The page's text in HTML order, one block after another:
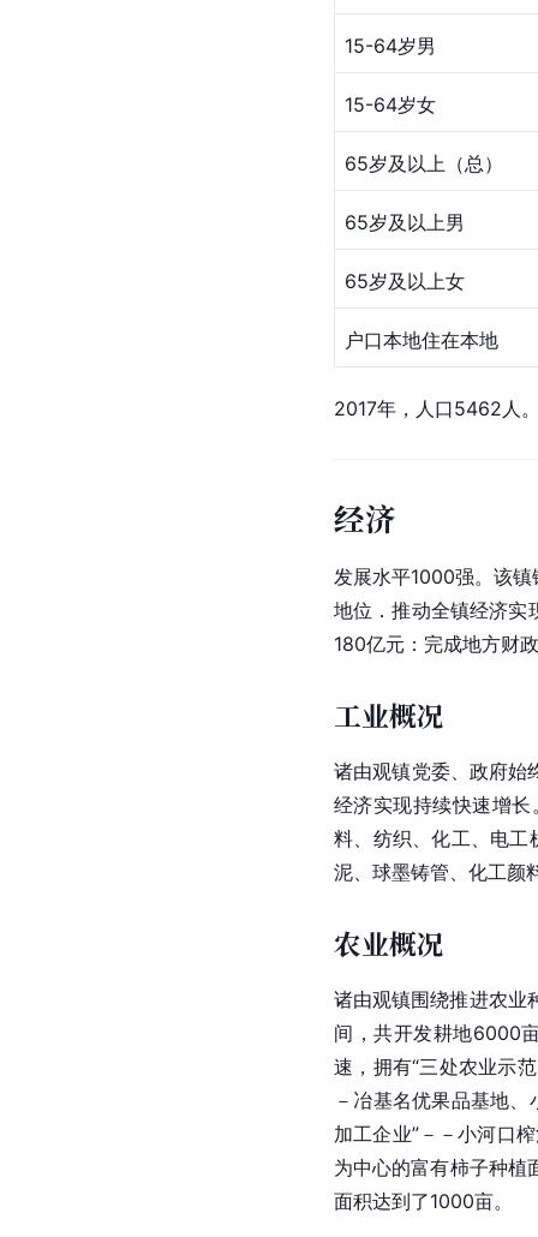
15-64岁男
15-64岁女
65岁及以上（总）
65岁及以上男
65岁及以上女
户口本地住在本地
2017年，人口5462人
经济
发展水平1000强。该
地位．推动全镇经济实
180亿元：完成地方财
工业概况
诸由观镇党委、政府始
经济实现持续快速增
料、纺织、化工、电
泥、球墨铸管、化工颜
农业概况
诸由观镇围绕推进农业
间，共开发耕地6000
速，拥有“三处农业示
－冶基名优果品基地、
加工企业”－－小河口
为中心的富有柿子种植
面积达到了1000亩。